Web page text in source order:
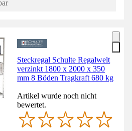
Steckregal Schulte Regalwelt
verzinkt 1800 x 2000 x 350
mm 8 Böden Tragkraft 680 kg
Artikel wurde noch nicht
bewertet.